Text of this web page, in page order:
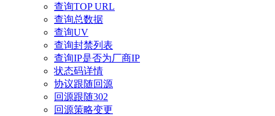
查询TOP URL
查询总数据
查询UV
查询封禁列表
查询IP是否为厂商IP
状态码详情
协议跟随回源
回源跟随302
回源策略变更